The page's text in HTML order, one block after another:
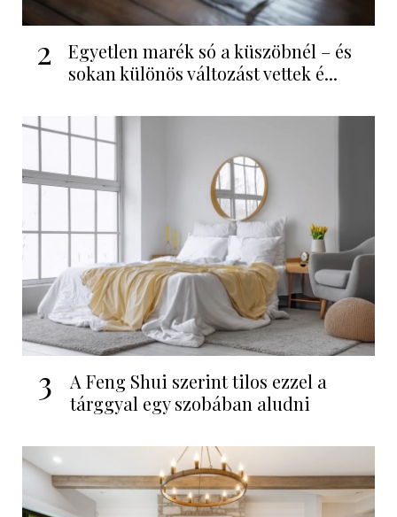
2
Egyetlen marék só a küszöbnél – és
sokan különös változást vettek é...
3
A Feng Shui szerint tilos ezzel a
tárggyal egy szobában aludni